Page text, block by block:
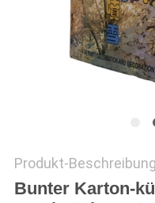
Produkt-Beschreibung
Bunter Karton-